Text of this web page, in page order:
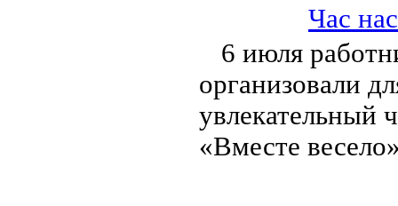
Час
6 июля
организовали
увлекательный
«Вместе